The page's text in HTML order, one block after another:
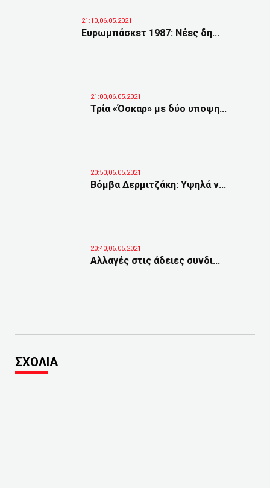
21:10,06.05.2021
Ευρωμπάσκετ 1987: Νέες δη...
21:00,06.05.2021
Τρία «Όσκαρ» με δύο υποψη...
20:50,06.05.2021
Βόμβα Δερμιτζάκη: Υψηλά ν...
20:40,06.05.2021
Αλλαγές στις άδειες συνδι...
ΣΧΟΛΙΑ